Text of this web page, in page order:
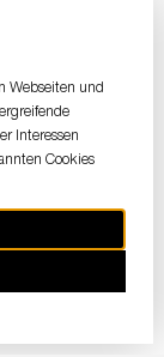
Webseiten und
Interessen
Cookies